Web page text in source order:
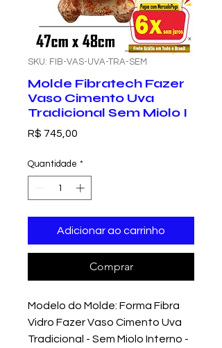
SKU: FIB-VAS-UVA-TRA-SEM
Molde Fibratech Fazer
Vaso Cimento Uva
Tradicional Sem Miolo I
R$ 745,00
Quantidade *
Adicionar ao carrinho
Comprar
Modelo do Molde: Forma Fibra
Vidro Fazer Vaso Cimento Uva
Tradicional - Sem Miolo Interno -